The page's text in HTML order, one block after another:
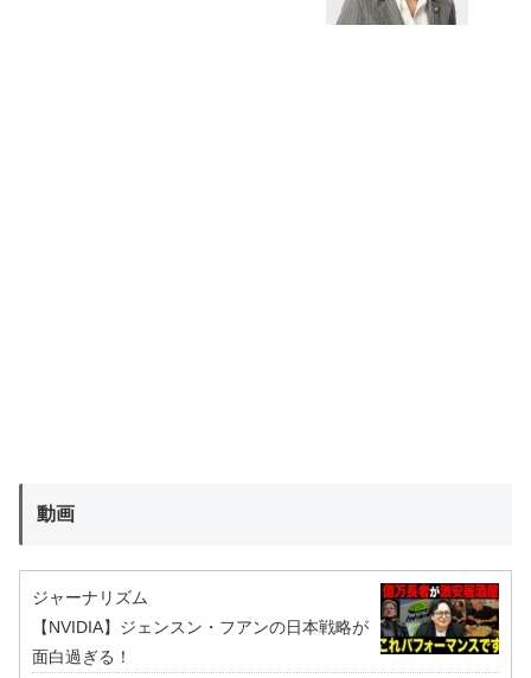
動画
ジャーナリズム
【NVIDIA】ジェンスン・フアンの日本戦略が
面白過ぎる！